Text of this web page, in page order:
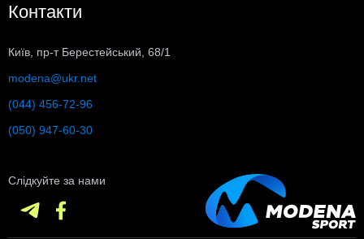
Контакти
Київ, пр-т Берестейський, 68/1
modena@ukr.net
(044) 456-72-96
(050) 947-60-30
Слідкуйте за нами